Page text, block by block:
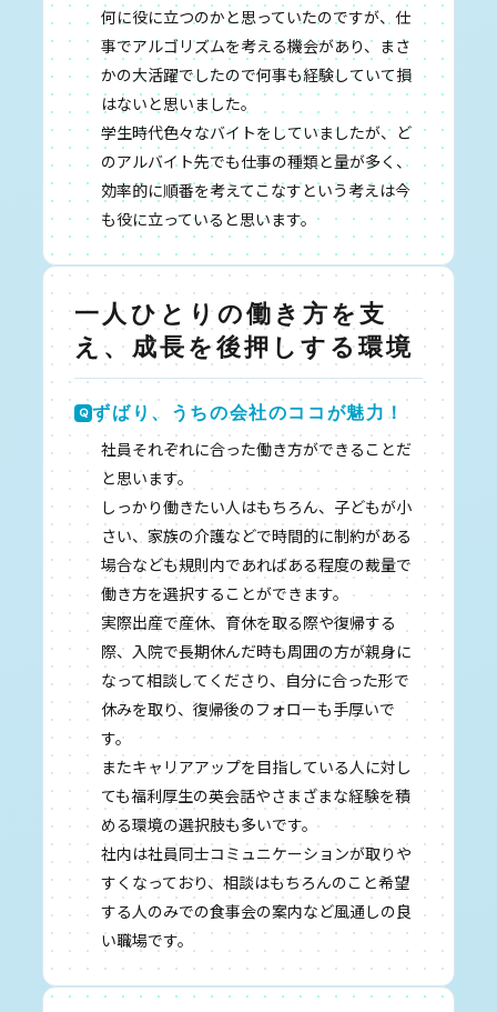
何に役に立つのかと思っていたのですが、仕
事でアルゴリズムを考える機会があり、まさ
かの大活躍でしたので何事も経験していて損
はないと思いました。
学生時代色々なバイトをしていましたが、ど
のアルバイト先でも仕事の種類と量が多く、
効率的に順番を考えてこなすという考えは今
も役に立っていると思います。
一人ひとりの働き方を支
え、成長を後押しする環境
ずばり、うちの会社のココが魅力！
社員それぞれに合った働き方ができることだ
と思います。
しっかり働きたい人はもちろん、子どもが小
さい、家族の介護などで時間的に制約がある
場合なども規則内であればある程度の裁量で
働き方を選択することができます。
実際出産で産休、育休を取る際や復帰する
際、入院で長期休んだ時も周囲の方が親身に
なって相談してくださり、自分に合った形で
休みを取り、復帰後のフォローも手厚いで
す。
またキャリアアップを目指している人に対し
ても福利厚生の英会話やさまざまな経験を積
める環境の選択肢も多いです。
社内は社員同士コミュニケーションが取りや
すくなっており、相談はもちろんのこと希望
する人のみでの食事会の案内など風通しの良
い職場です。